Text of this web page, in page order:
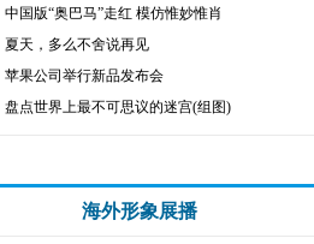
中国版“奥巴马”走红 模仿惟妙惟肖
夏天，多么不舍说再见
苹果公司举行新品发布会
盘点世界上最不可思议的迷宫(组图)
海外形象展播